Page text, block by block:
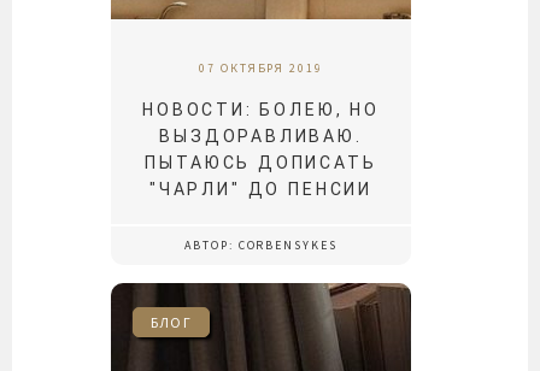
07 ОКТЯБРЯ 2019
НОВОСТИ: БОЛЕЮ, НО
ВЫЗДОРАВЛИВАЮ.
ПЫТАЮСЬ ДОПИСАТЬ
"ЧАРЛИ" ДО ПЕНСИИ
АВТОР: CORBENSYKES
БЛОГ